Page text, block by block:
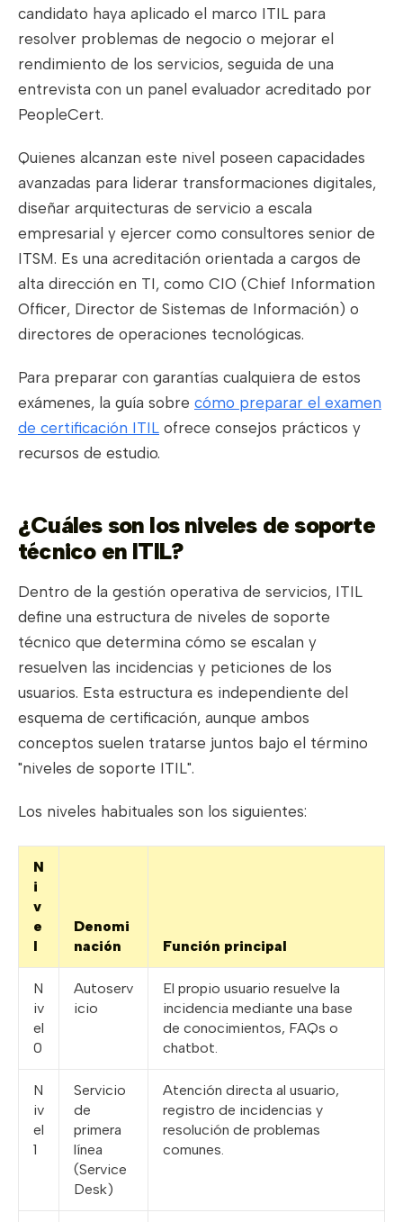
candidato haya aplicado el marco ITIL para
resolver problemas de negocio o mejorar el
rendimiento de los servicios, seguida de una
entrevista con un panel evaluador acreditado por
PeopleCert.
Quienes alcanzan este nivel poseen capacidades
avanzadas para liderar transformaciones digitales,
diseñar arquitecturas de servicio a escala
empresarial y ejercer como consultores senior de
ITSM. Es una acreditación orientada a cargos de
alta dirección en TI, como CIO (Chief Information
Officer, Director de Sistemas de Información) o
directores de operaciones tecnológicas.
Para preparar con garantías cualquiera de estos
exámenes, la guía sobre cómo preparar el examen
de certificación ITIL ofrece consejos prácticos y
recursos de estudio.
¿Cuáles son los niveles de soporte
técnico en ITIL?
Dentro de la gestión operativa de servicios, ITIL
define una estructura de niveles de soporte
técnico que determina cómo se escalan y
resuelven las incidencias y peticiones de los
usuarios. Esta estructura es independiente del
esquema de certificación, aunque ambos
conceptos suelen tratarse juntos bajo el término
"niveles de soporte ITIL".
Los niveles habituales son los siguientes:
N
i
v
e
l
Denomi
nación
Función principal
N
iv
el
0
Autoserv
icio
El propio usuario resuelve la
incidencia mediante una base
de conocimientos, FAQs o
chatbot.
N
iv
el
1
Servicio
de
primera
línea
(Service
Desk)
Atención directa al usuario,
registro de incidencias y
resolución de problemas
comunes.